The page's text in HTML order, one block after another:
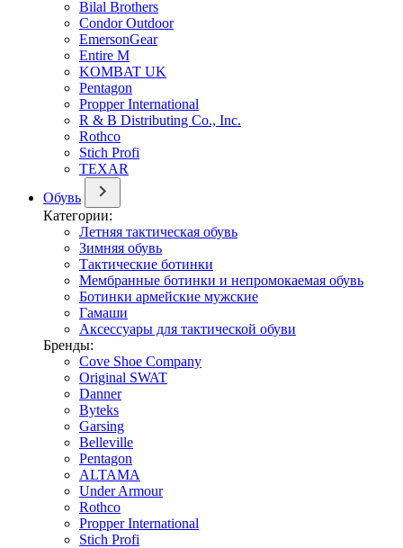
Bilal Brothers
Condor Outdoor
EmersonGear
Entire M
KOMBAT UK
Pentagon
Propper International
R & B Distributing Co., Inc.
Rothco
Stich Profi
TEXAR
Обувь
Категории:
Летняя тактическая обувь
Зимняя обувь
Тактические ботинки
Мембранные ботинки и непромокаемая обувь
Ботинки армейские мужские
Гамаши
Аксессуары для тактической обуви
Бренды:
Cove Shoe Company
Original SWAT
Danner
Byteks
Garsing
Belleville
Pentagon
ALTAMA
Under Armour
Rothco
Propper International
Stich Profi